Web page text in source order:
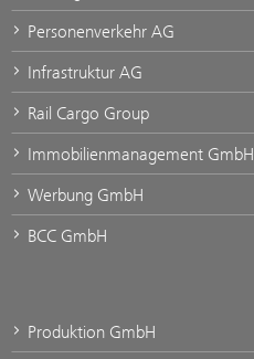
Personenverkehr AG
Infrastruktur AG
Rail Cargo Group
Immobilienmanagement GmbH
Werbung GmbH
BCC GmbH
Produktion GmbH